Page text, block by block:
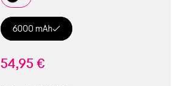
6000 mAh
54,95 €